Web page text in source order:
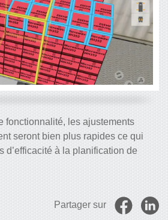
fonctionnalité, les ajustements
seront bien plus rapides ce qui
d’efficacité à la planification de
Partager sur